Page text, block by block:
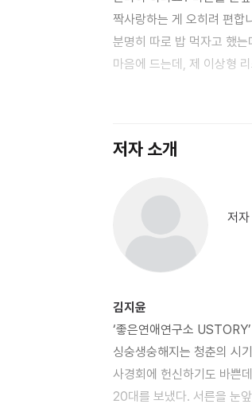
짝사랑하는 게 오히려 편합니다 성격이 좀 까탈스러운데, 맞춰줄 남자가 있나요? 그에게 자꾸 끌리
분명히 따로 밥 먹자고 했는데… 소식이 없어요 결정적 순간에 발뺌
마음에 드는데, 제 이상형
진상 아저씨 같은 남자 남자 친구의 아이를 가진 뒤 이별 통보를 받았습니다 남자 친구와 종교가 달라요 남자 친구의
명품 백은 언제쯤 사줘야 할까요? 우리 가족을 최우선으로 두는 여자를 만나고 싶어요 데이
있나요? 첫사랑을 못 잊은 마흔 살 노총각입니다 날 거절한 여자, 계속 마주쳐야 합니다 연애 중에 해외연수라니요!
사람들에게, 사랑을 답하다
해요 같은 교회 안에 청춘남녀가 100명인데, 아무도 서로에게 관심이 없어요 결혼 후 어느 교회로 가야 할까요?
시부모님이 기독교인이 아닙니다 사모가 되는 건 부담스러워요 부록) “연애를 묻고, 연애를
Q&A 닫는 글
저자 소개
저자
김지윤
‘좋은연애연구소
싱숭생숭해지는 청춘의 시
사경회에 헌신하기도 바쁜
20대를 보냈다. 서른을 눈